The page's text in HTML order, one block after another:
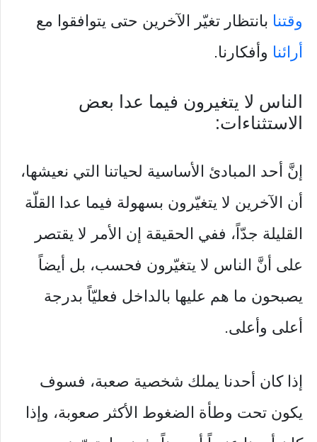
وقتنا بانتظار تغيّر الآخرين حتى يتوافقوا مع
أرائنا وأفكارنا.
الناس لا يتغيرون فيما عدا بعض
الاستثناءات:
إنَّ أحد المبادئ الأساسية لحياتنا التي نعيشها،
أن الآخرين لا يتغيّرون بسهولة فيما عدا القلّة
القليلة جدّاً، ففي الحقيقة إن الأمر لا يقتصر
على أنَّ الناس لا يتغيّرون فحسب، بل أيضاً
يصبحون ما هم عليها بالداخل فعليّاً بدرجة
أعلى وأعلى.
إذا كان أحدنا يملك شخصية صعبة، فسوف
يكون تحت وطأة الضغوط الأكثر صعوبة، وإذا